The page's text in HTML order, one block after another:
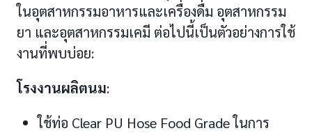
ในอุตสาหกรรมอาหารและเครื่องดื่ม อุตสาหกรรม
ยา และอุตสาหกรรมเคมี ต่อไปนี้เป็นตัวอย่างการใช้
งานที่พบบ่อย:
โรงงานผลิตนม:
ใช้ท่อ Clear PU Hose Food Grade ในการ